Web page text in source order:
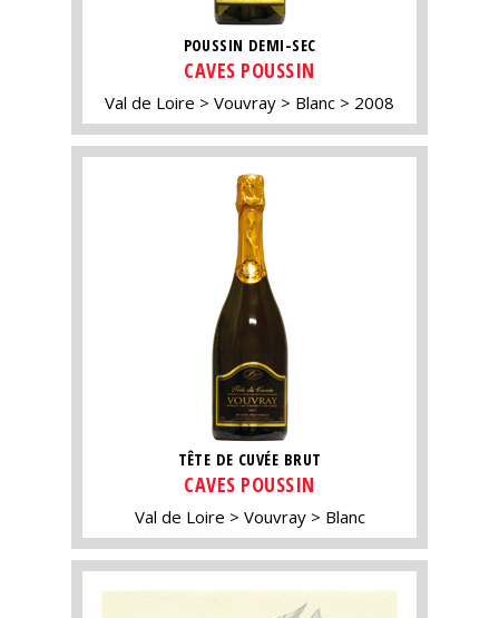
POUSSIN DEMI-SEC
CAVES POUSSIN
Val de Loire Vouvray Blanc 2008
TÊTE DE CUVÉE BRUT
CAVES POUSSIN
Val de Loire Vouvray Blanc